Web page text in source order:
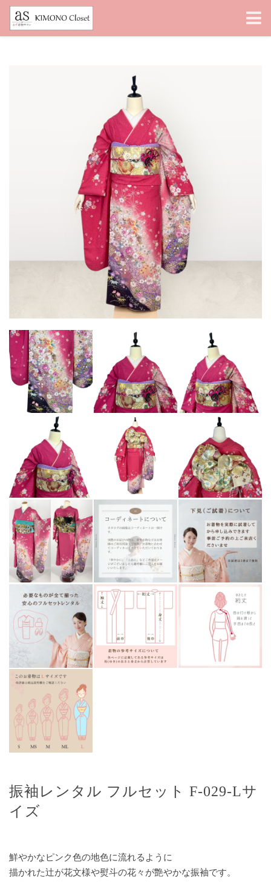
振袖レンタル フルセット F-029-Lサ
イズ
鮮やかなピンク色の地色に流れるように
描かれた辻が花文様や熨斗の花々が艶やかな振袖です。